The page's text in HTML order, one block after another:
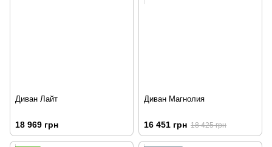
Диван Лайт
18 969 грн
Диван Магнолия
16 451 грн 18 425 грн